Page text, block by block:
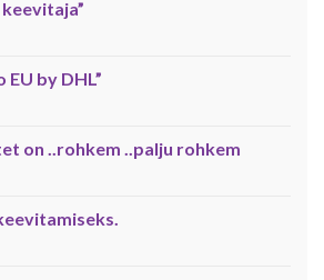
keevitaja”
EU by DHL”
on ..rohkem ..palju rohkem